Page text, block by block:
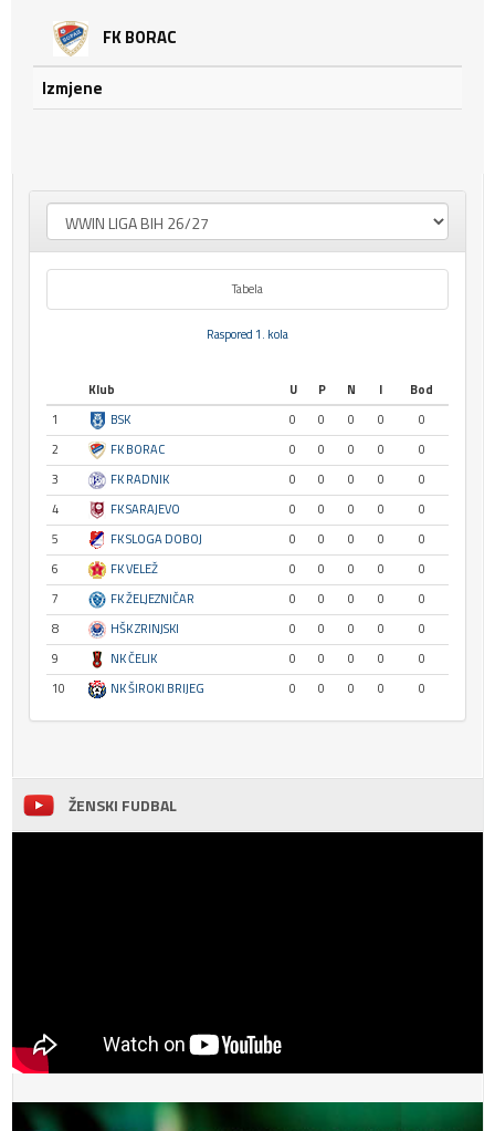
FK BORAC
Izmjene
Tabela
Raspored 1. kola
Klub U P N I
Bod
1
BSK 0 0 0 0
0
2
FK BORAC 0 0 0 0
0
3
FK RADNIK 0 0 0 0
0
4
FK SARAJEVO 0 0 0 0
0
5
FK SLOGA DOBOJ 0 0 0 0
0
6
FK VELEŽ 0 0 0 0
0
7
FK ŽELJEZNIČAR 0 0 0 0
0
8
HŠK ZRINJSKI 0 0 0 0
0
9
NK ČELIK 0 0 0 0
0
10
NK ŠIROKI BRIJEG 0 0 0 0 0
ŽENSKI FUDBAL